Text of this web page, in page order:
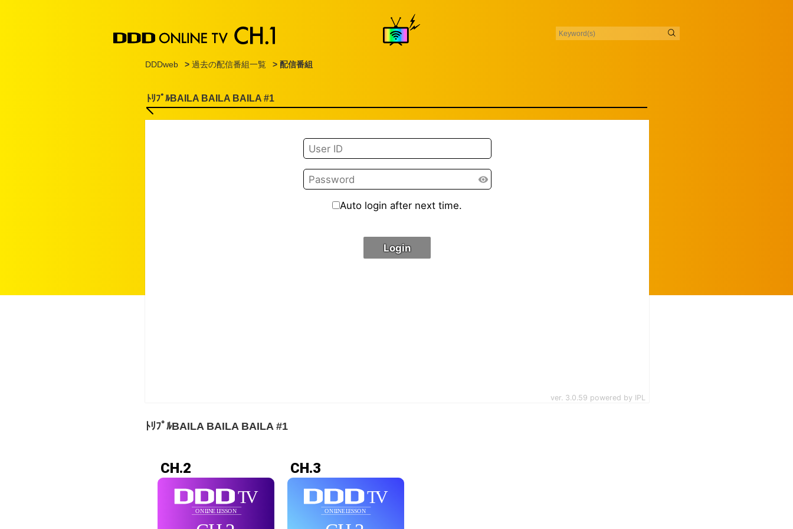
DDDweb > 過去の配信番組一覧 > 配信番組
ﾄﾘﾌﾟﾙBAILA BAILA BAILA #1
ﾄﾘﾌﾟﾙBAILA BAILA BAILA #1
CH.2 CH.3